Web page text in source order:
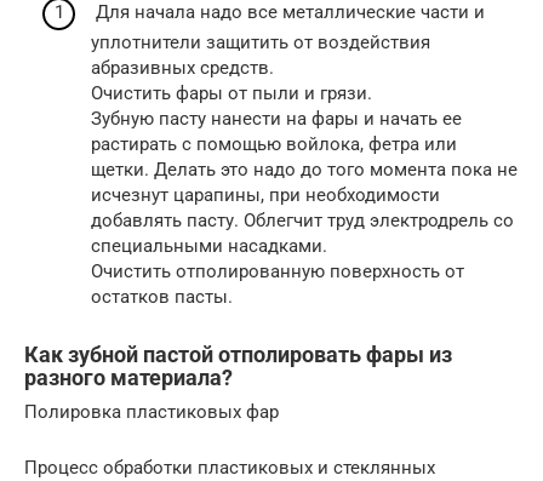
Для начала надо все металлические части и
уплотнители защитить от воздействия
абразивных средств.
Очистить фары от пыли и грязи.
Зубную пасту нанести на фары и начать ее
растирать с помощью войлока, фетра или
щетки. Делать это надо до того момента пока не
исчезнут царапины, при необходимости
добавлять пасту. Облегчит труд электродрель со
специальными насадками.
Очистить отполированную поверхность от
остатков пасты.
Как зубной пастой отполировать фары из
разного материала?
Полировка пластиковых фар
Процесс обработки пластиковых и стеклянных